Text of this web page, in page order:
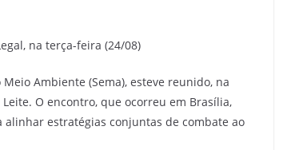
na terça-feira (24/08)
Ambiente (Sema), esteve reunido, na
O encontro, que ocorreu em Brasília,
estratégias conjuntas de combate ao